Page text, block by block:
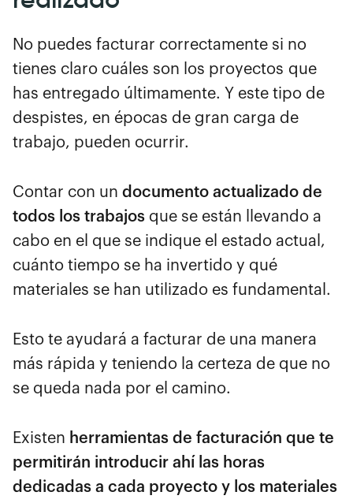
No puedes facturar correctamente si no
tienes claro cuáles son los proyectos que
has entregado últimamente. Y este tipo de
despistes, en épocas de gran carga de
trabajo, pueden ocurrir.
Contar con un documento actualizado de
todos los trabajos que se están llevando a
cabo en el que se indique el estado actual,
cuánto tiempo se ha invertido y qué
materiales se han utilizado es fundamental.
Esto te ayudará a facturar de una manera
más rápida y teniendo la certeza de que no
se queda nada por el camino.
Existen herramientas de facturación que te
permitirán introducir ahí las horas
dedicadas a cada proyecto y los materiales